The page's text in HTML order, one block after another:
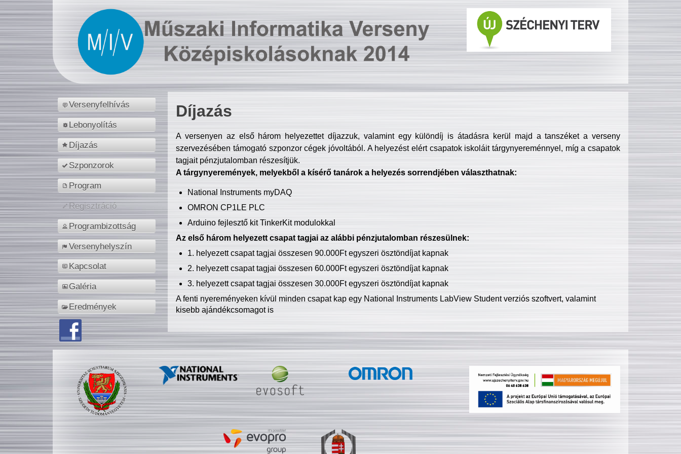
Versenyfelhívás
Lebonyolítás
Díjazás
Szponzorok
Program
Regisztráció
Programbizottság
Versenyhelyszín
Kapcsolat
Galéria
Eredmények
Díjazás
A versenyen az első három helyezettet díjazzuk, valamint egy különdíj is átadásra kerül majd a tanszéket a verseny
szervezésében támogató szponzor cégek jóvoltából. A helyezést elért csapatok iskoláit tárgynyereménnyel, míg a csapatok
tagjait pénzjutalomban részesítjük.
A tárgynyeremények, melyekből a kísérő tanárok a helyezés sorrendjében választhatnak:
National Instruments myDAQ
OMRON CP1LE PLC
Arduino fejlesztő kit TinkerKit modulokkal
Az első három helyezett csapat tagjai az alábbi pénzjutalomban részesülnek:
1. helyezett csapat tagjai összesen 90.000Ft egyszeri ösztöndíjat kapnak
2. helyezett csapat tagjai összesen 60.000Ft egyszeri ösztöndíjat kapnak
3. helyezett csapat tagjai összesen 30.000Ft egyszeri ösztöndíjat kapnak
A fenti nyereményeken kívül minden csapat kap egy National Instruments LabView Student verziós szoftvert, valamint
kisebb ajándékcsomagot is